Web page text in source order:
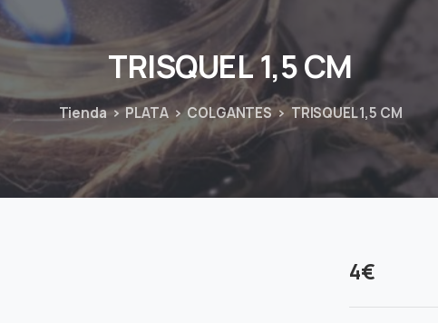
TRISQUEL1,5CM
Tienda PLATA COLGANTES TRISQUEL 1,5 CM
4€